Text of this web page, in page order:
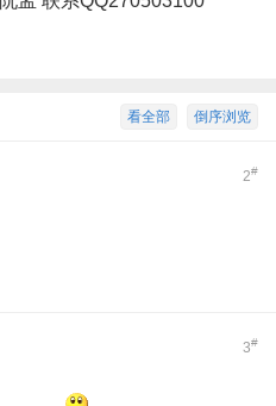
倒序浏览
看全部
2#
3#